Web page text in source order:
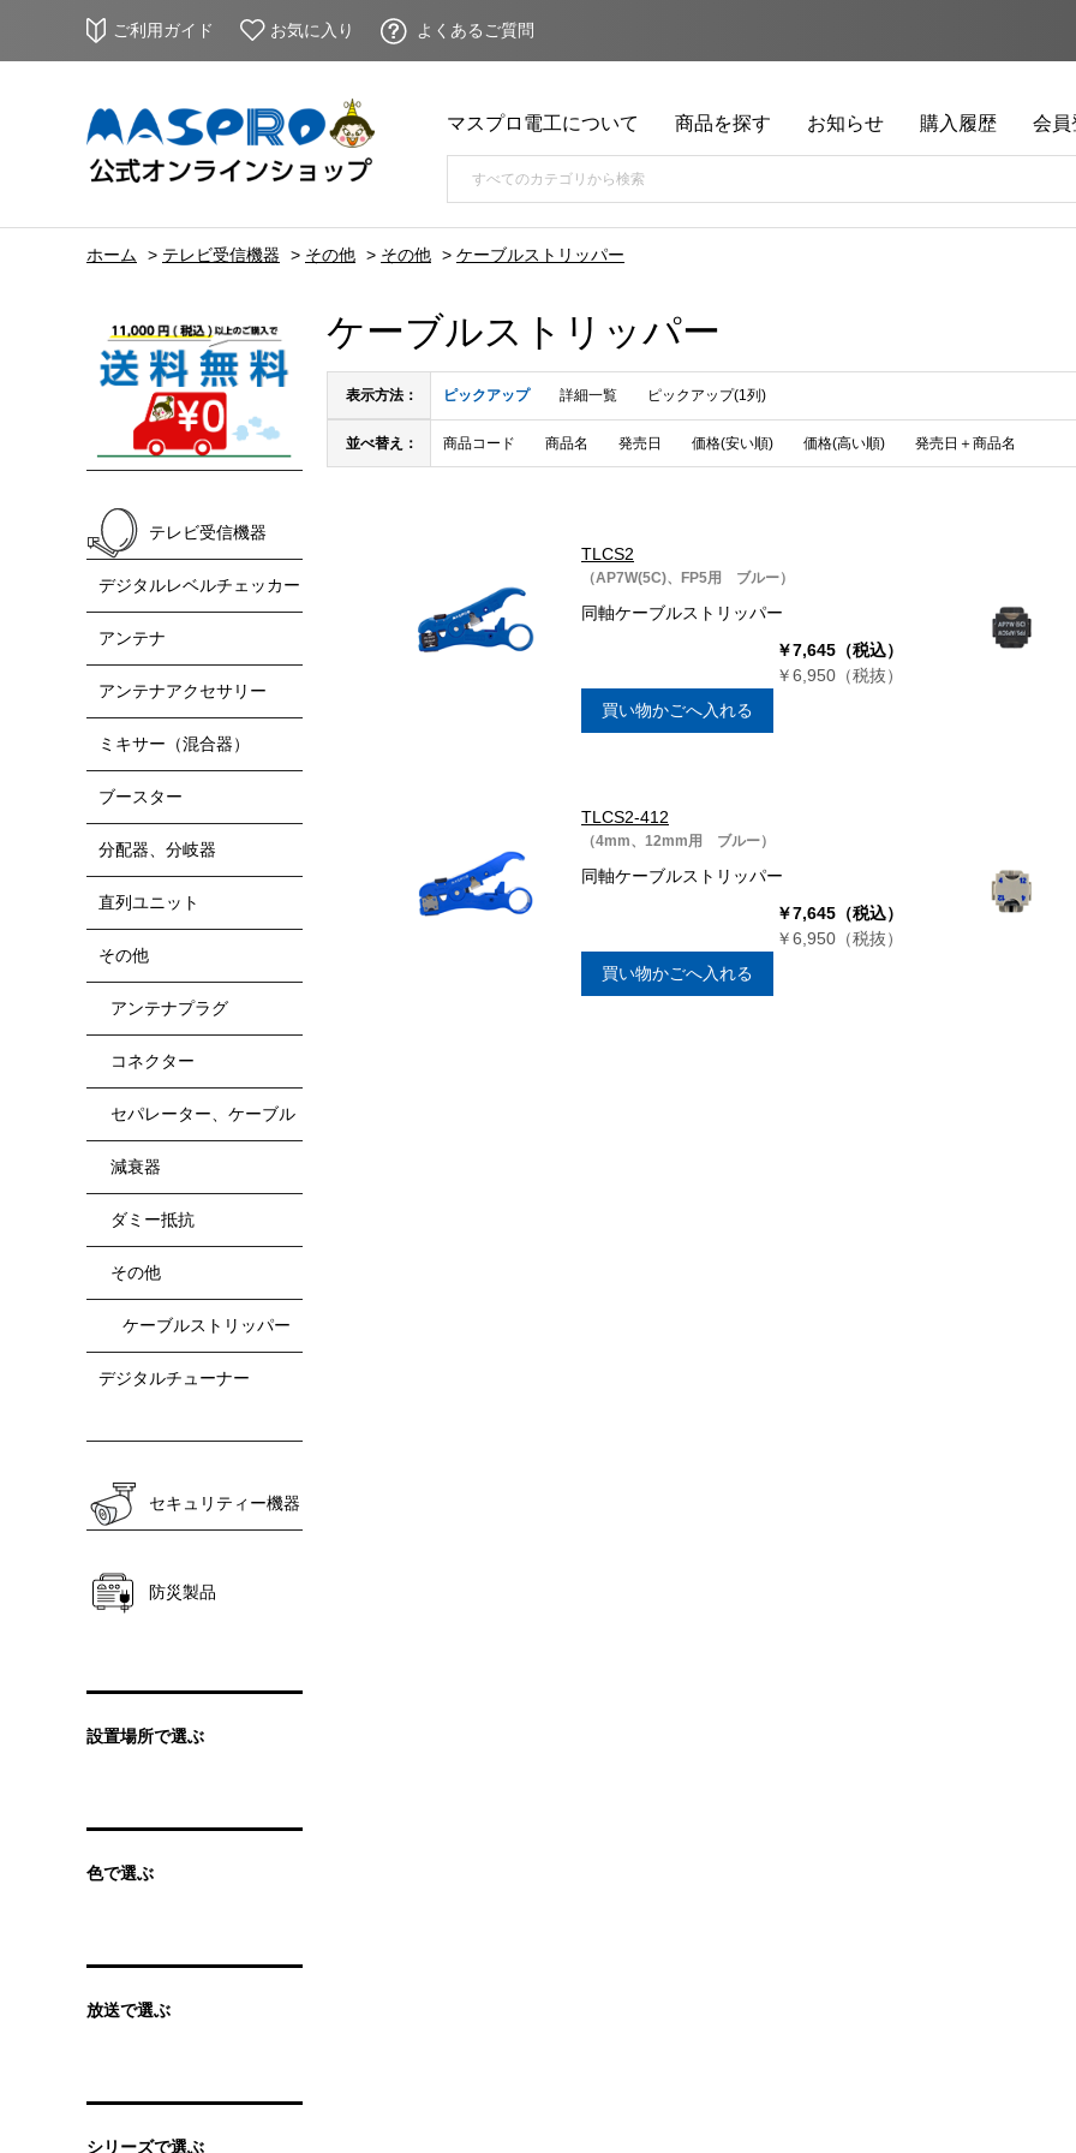
ご利用ガイド お気に入り よくあるご質問
マスプロ電工について 商品を探す お知らせ 購入履歴 会員
ホーム > テレビ受信機器 > その他 > その他 > ケーブルストリッパー
テレビ受信機器
デジタルレベルチェッカー
アンテナ
アンテナアクセサリー
ミキサー（混合器）
ブースター
分配器、分岐器
直列ユニット
その他
アンテナプラグ
コネクター
セパレーター、ケーブル
減衰器
ダミー抵抗
その他
ケーブルストリッパー
デジタルチューナー
セキュリティー機器
防災製品
設置場所で選ぶ
色で選ぶ
放送で選ぶ
シリーズで選ぶ
ケーブルストリッパー
表示方法： ピックアップ 詳細一覧 ピックアップ(1列)
並べ替え： 商品コード 商品名 発売日 価格(安い順) 価格(高い順) 発売日＋商品名
TLCS2
（AP7W(5C)、FP5用 ブルー）
同軸ケーブルストリッパー
￥7,645（税込）
￥6,950（税抜）
買い物かごへ入れる
TLCS2-412
（4mm、12mm用 ブルー）
同軸ケーブルストリッパー
￥7,645（税込）
￥6,950（税抜）
買い物かごへ入れる